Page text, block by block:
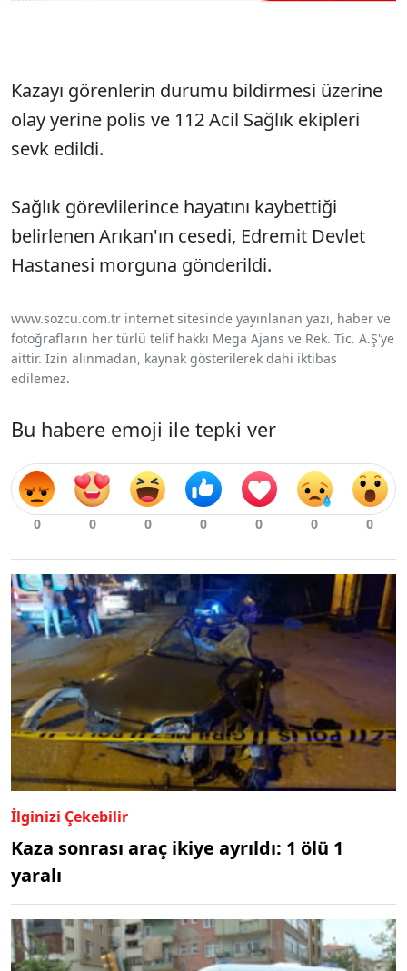
Kazayı görenlerin durumu bildirmesi üzerine
olay yerine polis ve 112 Acil Sağlık ekipleri
sevk edildi.
Sağlık görevlilerince hayatını kaybettiği
belirlenen Arıkan'ın cesedi, Edremit Devlet
Hastanesi morguna gönderildi.
www.sozcu.com.tr internet sitesinde yayınlanan yazı, haber ve
fotoğrafların her türlü telif hakkı Mega Ajans ve Rek. Tic. A.Ş'ye
aittir. İzin alınmadan, kaynak gösterilerek dahi iktibas
edilemez.
Bu habere emoji ile tepki ver
İlginizi Çekebilir
Kaza sonrası araç ikiye ayrıldı: 1 ölü 1
yaralı